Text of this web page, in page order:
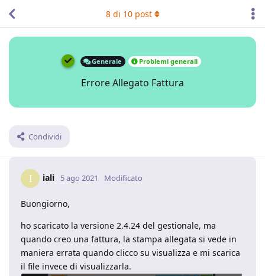
Generale Problemi generali
Errore Allegato Fattura
Condividi
8di 10post
I iali 5 ago 2021 Modificato
Buongiorno,
ho scaricato la versione 2.4.24 del gestionale, ma
quando creo una fattura, la stampa allegata si vede in
maniera errata quando clicco su visualizza e mi scarica
il file invece di visualizzarla.